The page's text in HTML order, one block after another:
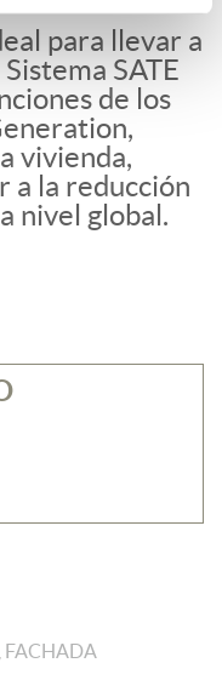
para llevar a
SATE
de los
vivienda,
a la reducción
nivel global.
FACHADA